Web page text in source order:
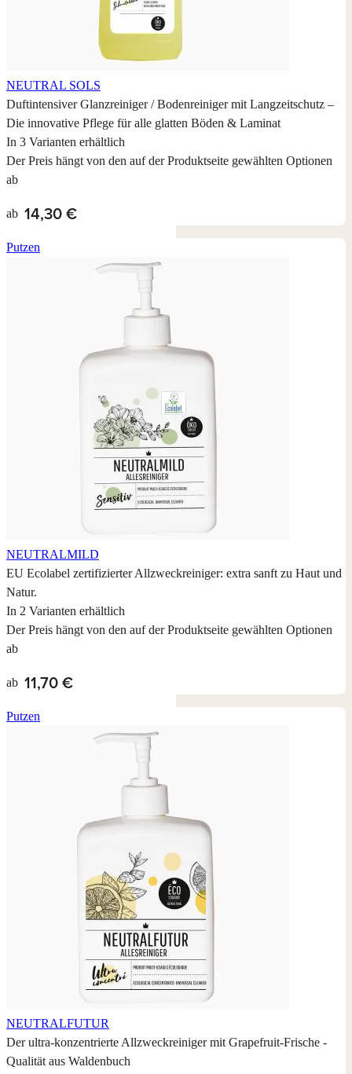
Umweltfreundlich reinigen: Alle enthaltenen Tenside sind
nachweislich leicht, schnell und vollständig biologisch abbaubar.
Mit der Neutralseife entscheiden Sie sich für Sauberkeit, die den
Wasserkreislauf nicht belastet.
NEUTRAL SOLS
Duftintensiver Glanzreiniger / Bodenreiniger mit Langzeitschutz –
Die innovative Pflege für alle glatten Böden & Laminat
In 3 Varianten erhältlich
Der Preis hängt von den auf der Produktseite gewählten Optionen
ab
ab 14,30 €
Putzen
NEUTRALMILD
EU Ecolabel zertifizierter Allzweckreiniger: extra sanft zu Haut und
Natur.
In 2 Varianten erhältlich
Der Preis hängt von den auf der Produktseite gewählten Optionen
ab
ab 11,70 €
Putzen
NEUTRALFUTUR
Der ultra-konzentrierte Allzweckreiniger mit Grapefruit-Frische -
Qualität aus Waldenbuch